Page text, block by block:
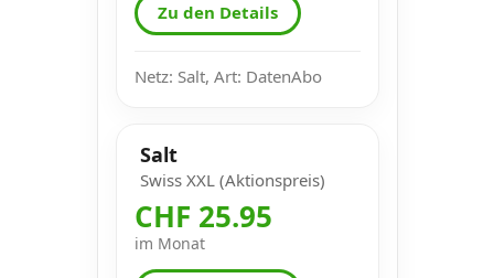
Zu den Details
Netz: Salt, Art: DatenAbo
Salt
Swiss XXL (Aktionspreis)
CHF 25.95
im Monat